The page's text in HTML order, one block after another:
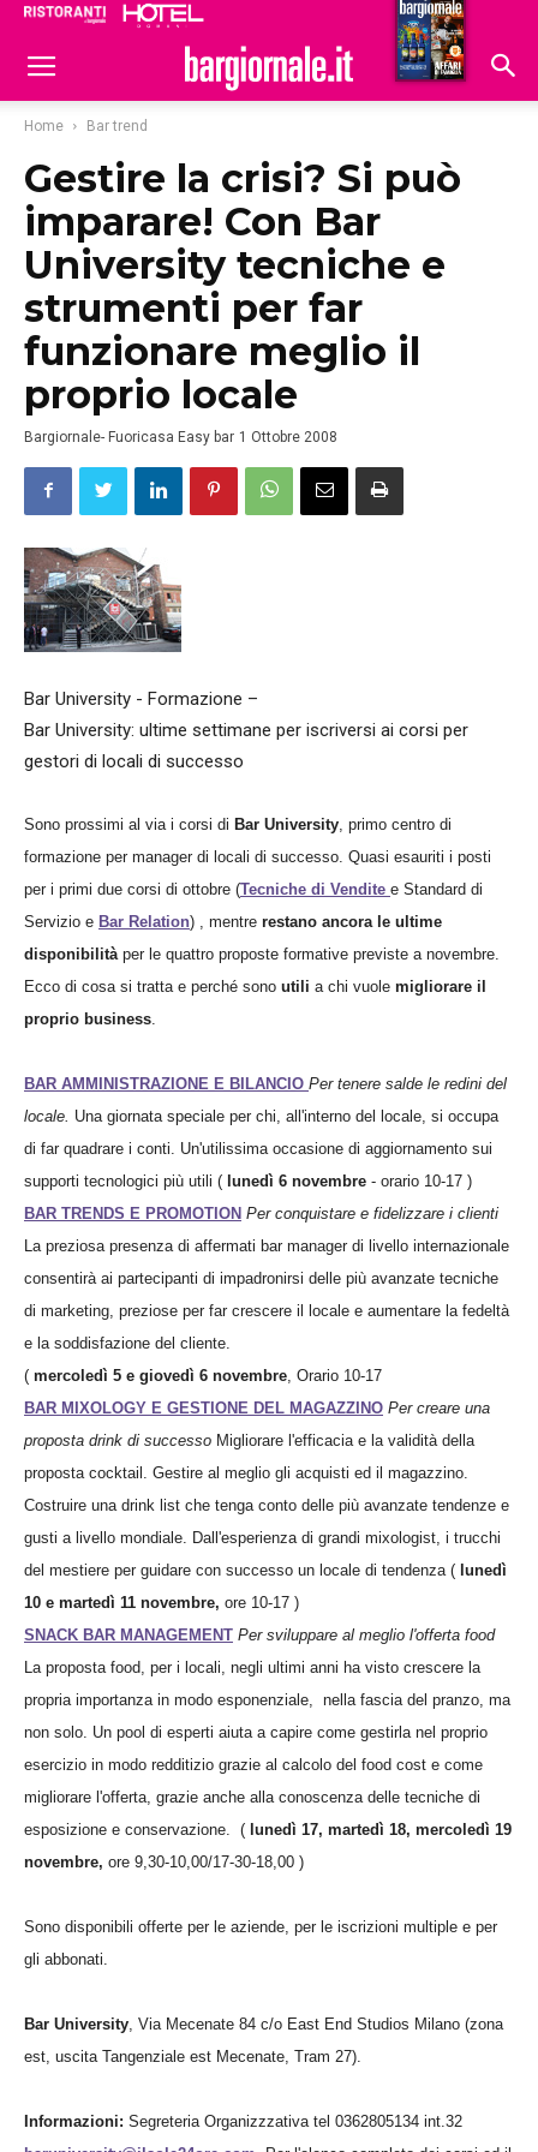
Hoteldomani
Home Bar trend
Gestire la crisi? Si può
imparare! Con Bar
University tecniche e
strumenti per far
funzionare meglio il
proprio locale
Bargiornale- Fuoricasa Easy bar 1 Ottobre 2008
Bar University - Formazione –
Bar University: ultime settimane per iscriversi ai corsi per
gestori di locali di successo
Sono prossimi al via i corsi di Bar University, primo centro di
formazione per manager di locali di successo. Quasi esauriti i posti
per i primi due corsi di ottobre (Tecniche di Vendite e Standard di
Servizio e Bar Relation) , mentre restano ancora le ultime
disponibilitàper le quattro proposte formative previste a novembre.
Ecco di cosa si tratta e perché sono utili a chi vuole migliorare il
proprio business.
BAR AMMINISTRAZIONE E BILANCIO Per tenere salde le redini del
locale. Una giornata speciale per chi, all'interno del locale, si occupa
di far quadrare i conti. Un'utilissima occasione di aggiornamento sui
supporti tecnologici più utili ( lunedì 6 novembre - orario 10-17 )
BAR TRENDS E PROMOTION Per conquistare e fidelizzare i clienti
La preziosa presenza di affermati bar manager di livello internazionale
consentirà ai partecipanti di impadronirsi delle più avanzate tecniche
di marketing, preziose per far crescere il locale e aumentare la fedeltà
e la soddisfazione del cliente.
( mercoledì 5 e giovedì 6 novembre, Orario 10-17
BAR MIXOLOGY E GESTIONE DEL MAGAZZINO Per creare una
proposta drink di successo Migliorare l'efficacia e la validità della
proposta cocktail. Gestire al meglio gli acquisti ed il magazzino.
Costruire una drink list che tenga conto delle più avanzate tendenze e
gusti a livello mondiale. Dall'esperienza di grandi mixologist, i trucchi
del mestiere per guidare con successo un locale di tendenza ( lunedì
10 e martedì 11 novembre, ore 10-17 )
SNACK BAR MANAGEMENT Per sviluppare al meglio l'offerta food
La proposta food, per i locali, negli ultimi anni ha visto crescere la
propria importanza in modo esponenziale, nella fascia del pranzo, ma
non solo. Un pool di esperti aiuta a capire come gestirla nel proprio
esercizio in modo redditizio grazie al calcolo del food cost e come
migliorare l'offerta, grazie anche alla conoscenza delle tecniche di
esposizione e conservazione. ( lunedì 17, martedì 18, mercoledì 19
novembre, ore 9,30-10,00/17-30-18,00 )
Sono disponibili offerte per le aziende, per le iscrizioni multiple e per
gli abbonati.
Bar University, Via Mecenate 84 c/o East End Studios Milano (zona
est, uscita Tangenziale est Mecenate, Tram 27).
Informazioni: Segreteria Organizzzativa tel 0362805134 int.32